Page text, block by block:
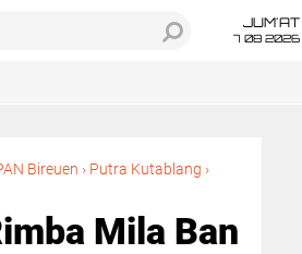
JUM'AT
7 08 2026
Bireuen › Putra Kutablang ›
Mila Ban